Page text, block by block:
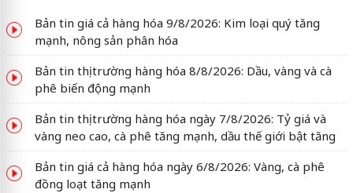
Bản tin giá cả hàng hóa 9/8/2026: Kim loại quý tăng
mạnh, nông sản phân hóa
Bản tin thị trường hàng hóa 8/8/2026: Dầu, vàng và cà
phê biến động mạnh
Bản tin thị trường hàng hóa ngày 7/8/2026: Tỷ giá và
vàng neo cao, cà phê tăng mạnh, dầu thế giới bật tăng
Bản tin giá cả hàng hóa ngày 6/8/2026: Vàng, cà phê
đồng loạt tăng mạnh